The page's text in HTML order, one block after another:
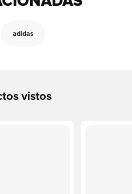
adidas
vistos